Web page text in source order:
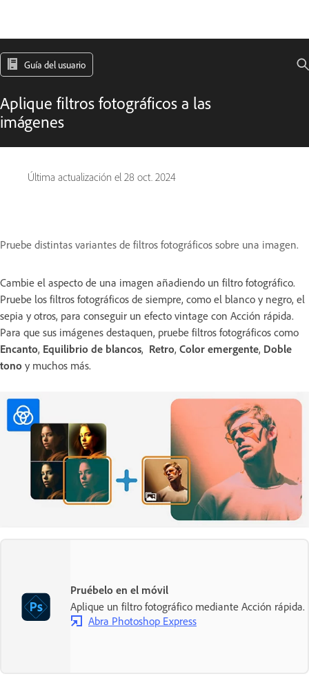
Guía del usuario
Aplique filtros fotográficos a las
imágenes
Última actualización el 28 oct. 2024
Pruebe distintas variantes de filtros fotográficos sobre una imagen.
Cambie el aspecto de una imagen añadiendo un filtro fotográfico.
Pruebe los filtros fotográficos de siempre, como el blanco y negro, el
sepia y otros, para conseguir un efecto vintage con Acción rápida.
Para que sus imágenes destaquen, pruebe filtros fotográficos como
Encanto, Equilibrio de blancos, Retro, Color emergente, Doble
tono y muchos más.
Pruébelo en el móvil
Aplique un filtro fotográfico mediante Acción rápida.
Abra Photoshop Express